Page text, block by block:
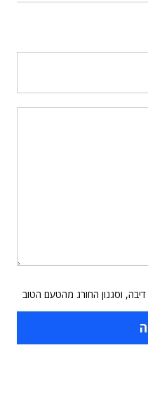
וסגנון החורג מהטעם הטוב